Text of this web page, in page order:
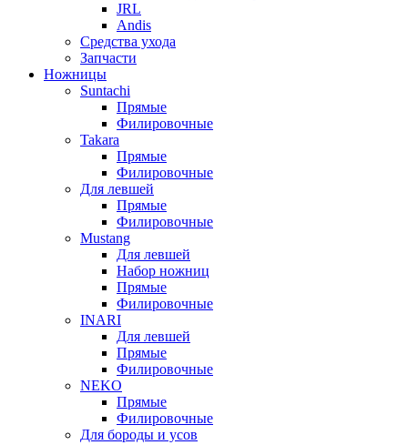
JRL
Andis
Средства ухода
Запчасти
Ножницы
Suntachi
Прямые
Филировочные
Takara
Прямые
Филировочные
Для левшей
Прямые
Филировочные
Mustang
Для левшей
Набор ножниц
Прямые
Филировочные
INARI
Для левшей
Прямые
Филировочные
NEKO
Прямые
Филировочные
Для бороды и усов